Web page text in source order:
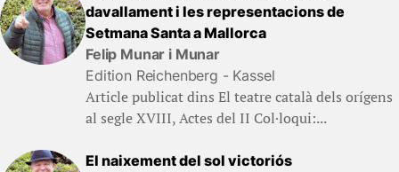
davallament i les representacions de
Setmana Santa a Mallorca
Felip Munar i Munar
Edition Reichenberg - Kassel
Article publicat dins El teatre català dels orígens
al segle XVIII, Actes del II Col·loqui:...
El naixement del sol victoriós